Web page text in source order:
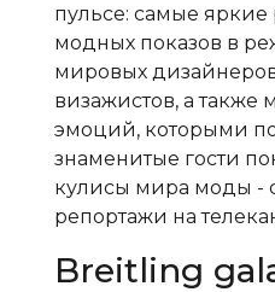
пульсе: самые яркие
модных показов в
мировых
визажистов, а также
эмоций, которыми
знаменитые гости
кулисы мира моды -
репортажи на
Breitling